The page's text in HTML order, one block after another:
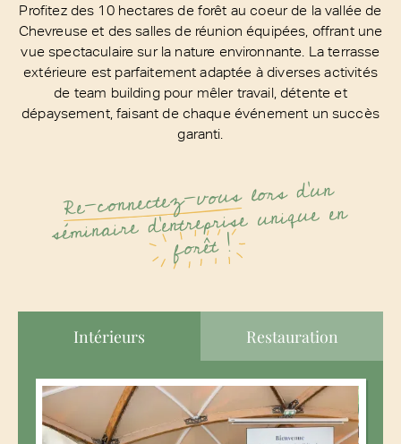
Profitez des 10 hectares de forêt au coeur de la vallée de
Chevreuse et des salles de réunion équipées, offrant une
vue spectaculaire sur la nature environnante. La terrasse
extérieure est parfaitement adaptée à diverses activités
de team building pour mêler travail, détente et
dépaysement, faisant de chaque événement un succès
garanti.
Re-connectez-vouslors d'un
séminaire d'entreprise unique en
forêt !
Intérieurs Restauration